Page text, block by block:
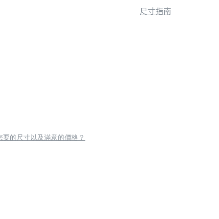
尺寸指南
要的尺寸以及滿意的價格？